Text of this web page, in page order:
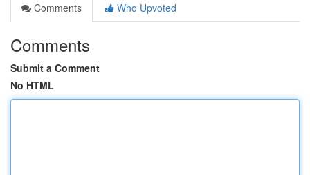
Comments
Who Upvoted
Comments
Submit a Comment
No HTML